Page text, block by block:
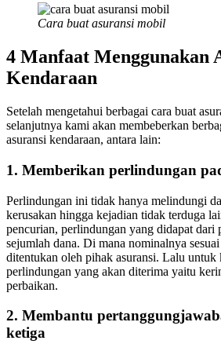
Cara buat asuransi mobil
4 Manfaat Menggunakan
Kendaraan
Setelah mengetahui berbagai cara buat
selanjutnya kami akan membeberkan
asuransi kendaraan, antara lain:
1. Memberikan perlindungan
Perlindungan ini tidak hanya melindungi
kerusakan hingga kejadian tidak terduga
pencurian, perlindungan yang didapat dari
sejumlah dana. Di mana nominalnya
ditentukan oleh pihak asuransi. Lalu untuk
perlindungan yang akan diterima yaitu
perbaikan.
2. Membantu
ketiga